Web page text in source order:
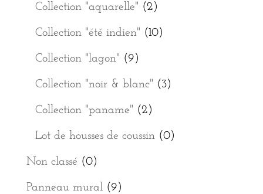
Collection "aquarelle" (2)
Collection "été indien" (10)
Collection "lagon" (9)
Collection "noir & blanc" (3)
Collection "paname" (2)
Lot de housses de coussin (0)
Non classé (0)
Panneau mural (9)